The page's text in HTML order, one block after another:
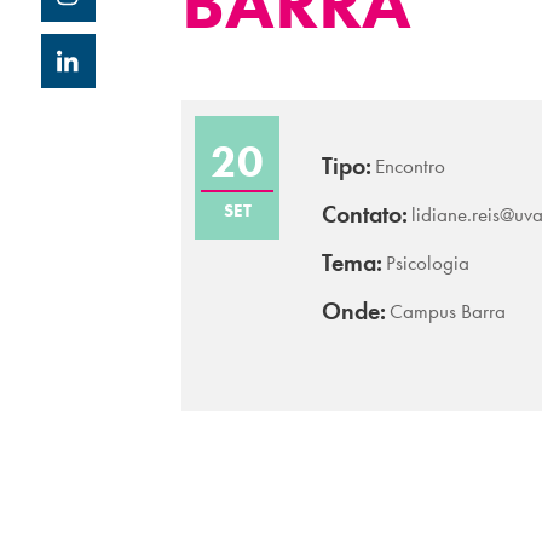
20
SET
Tipo: Encontro
Contato:
Tema: Psicologia
Onde: Campus Barra